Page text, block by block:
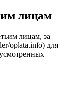
лицам
лицам, за
oplata.info) для